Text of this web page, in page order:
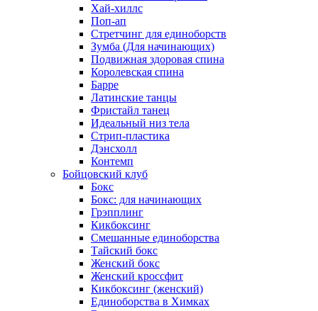
Хай-хиллс
Поп-ап
Стретчинг для единоборств
Зумба (Для начинающих)
Подвижная здоровая спина
Королевская спина
Барре
Латинские танцы
Фристайл танец
Идеальный низ тела
Стрип-пластика
Дэнсхолл
Контемп
Бойцовский клуб
Бокс
Бокс: для начинающих
Грэпплинг
Кикбоксинг
Смешанные единоборства
Тайский бокс
Женский бокс
Женский кроссфит
Кикбоксинг (женский)
Единоборства в Химках